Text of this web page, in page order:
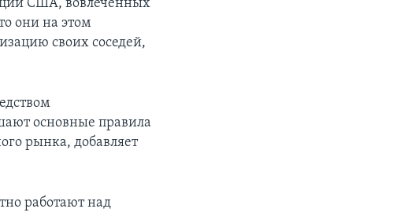
США, вовлеченных
они на этом
своих соседей,
основные правила
рынка, добавляет
работают над